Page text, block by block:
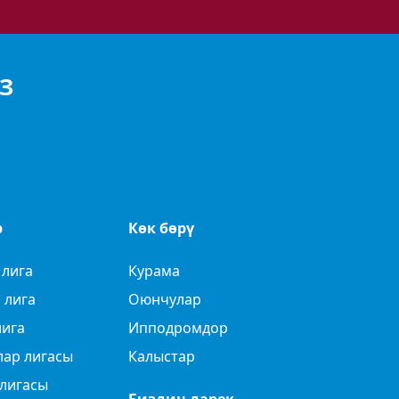
лигасы
Көк бөрү
Курама
Оюнчулар
Ипподромдор
Калыстар